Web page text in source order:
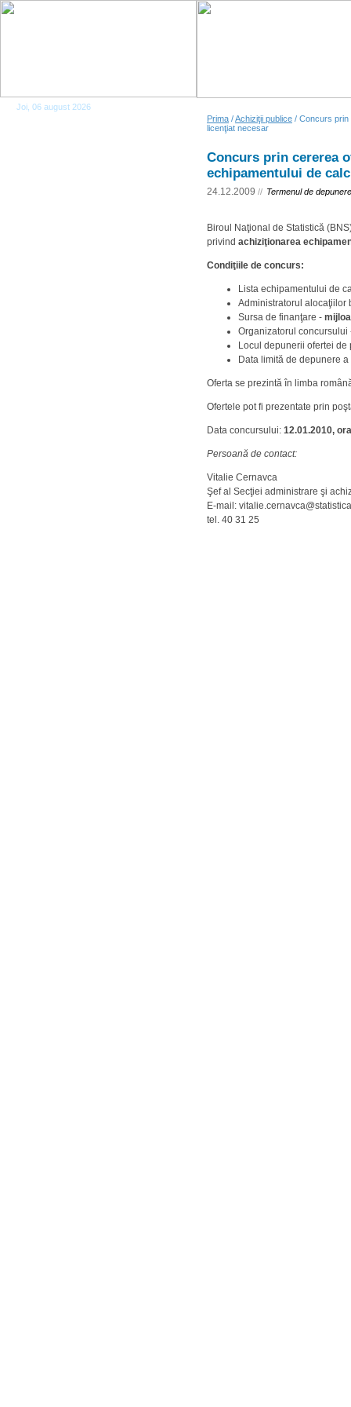
Joi, 06 august 2026
Prima /Achiziţii publice / Concurs prin
licenţiat necesar
Concurs prin cererea
echipamentului de
24.12.2009 // Termenul de
Biroul Naţional de Statistică
privind achiziţionarea
Condiţiile de concurs:
Lista echipamentului de
Administratorul alocaţiilor
Sursa de finanţare -
Organizatorul
Locul depunerii ofertei de
Data limită de depunere
Oferta se prezintă în limba
Ofertele pot fi prezentate prin
Data concursului: 12.01.2010,
Persoană de contact:
Vitalie Cernavca
Şef al Secţiei administrare şi
E-mail:
tel. 40 31 25